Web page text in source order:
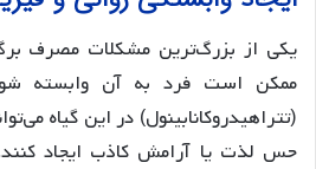
یکی از بزرگ‌ترین مشکلات مصرف
(تتراهیدروکانابینول) در این گیاه